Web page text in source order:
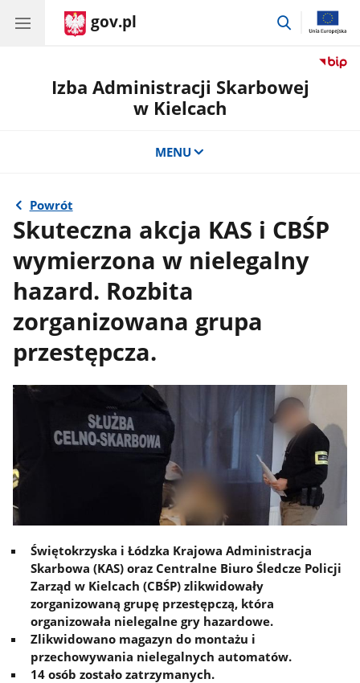
gov.pl
przejdź
Izba Administracji Skarbowej
w Kielcach
MENU
Powrót
Skuteczna akcja KAS i CBŚP
wymierzona w nielegalny
hazard. Rozbita
zorganizowana grupa
przestępcza.
Świętokrzyska i Łódzka Krajowa Administracja
Skarbowa (KAS) oraz Centralne Biuro Śledcze Policji
Zarząd w Kielcach (CBŚP) zlikwidowały
zorganizowaną grupę przestępczą, która
organizowała nielegalne gry hazardowe.
Zlikwidowano magazyn do montażu i
przechowywania nielegalnych automatów.
14 osób zostało zatrzymanych.